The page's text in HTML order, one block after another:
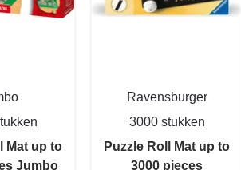
Mat up to
Jumbo
Ravensburger
3000 stukken
Puzzle Roll Mat up to
3000 pieces